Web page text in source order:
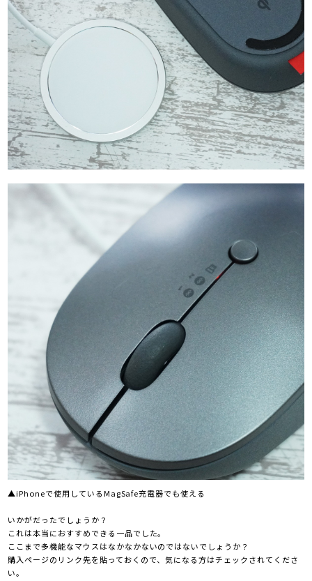
▲iPhoneで使用しているMagSafe充電器でも使える
いかがだったでしょうか？
これは本当におすすめできる一品でした。
ここまで多機能なマウスはなかなかないのではないでしょうか？
購入ページのリンク先を貼っておくので、気になる方はチェックされてくださ
い。